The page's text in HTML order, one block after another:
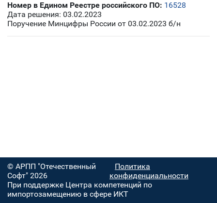
Номер в Едином Реестре российского ПО: 16528
Дата решения: 03.02.2023
Поручение Минцифры России от 03.02.2023 б/н
© АРПП "Отечественный
Софт" 2026
Политика
конфиденциальности
При поддержке Центра компетенций по
импортозамещению в сфере ИКТ